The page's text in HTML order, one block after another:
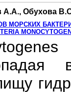
А.А., Обухова
МОРСКИХ